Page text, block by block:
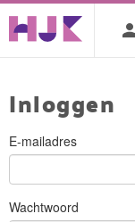
Inloggen
E-mailadres
Wachtwoord